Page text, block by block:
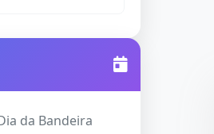
da Bandeira